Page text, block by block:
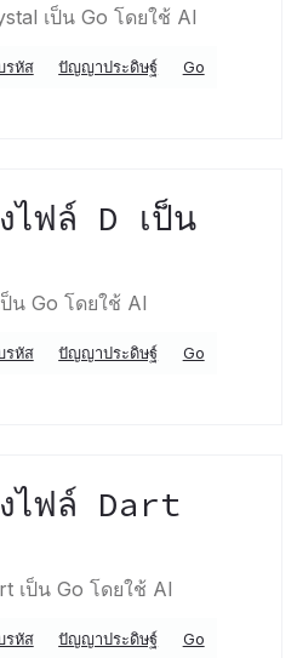
เป็น Go โดยใช้ AI
รหัส ปัญญาประดิษฐ์
Go
ไฟล์ D เป็น
น Go โดยใช้ AI
รหัส ปัญญาประดิษฐ์
Go
งไฟล์ Dart
เป็น Go โดยใช้ AI
รหัส ปัญญาประดิษฐ์
Go